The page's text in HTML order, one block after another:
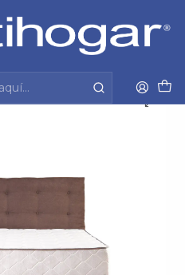
Cama
Capitone Chocolate